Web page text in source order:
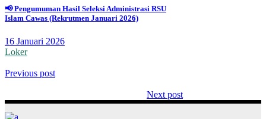
📢 Pengumuman Hasil Seleksi Administrasi RSU
Islam Cawas (Rekrutmen Januari 2026)
16 Januari 2026
Loker
Previous post
Next post